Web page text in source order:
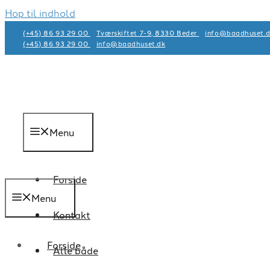
Hop til indhold
(+45) 86 93 29 00 Tværskiftet 7-9, 8330 Beder
(+45) 86 93 29 00
info@baadhuset.dk​
Menu
Forside
Kontakt
Alle både
Menu
Forside